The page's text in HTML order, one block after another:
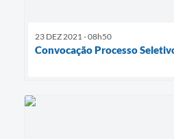
23 DEZ 2021 - 08h50
Convocação Processo